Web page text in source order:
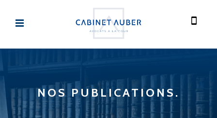
NOS PUBLICATIONS.